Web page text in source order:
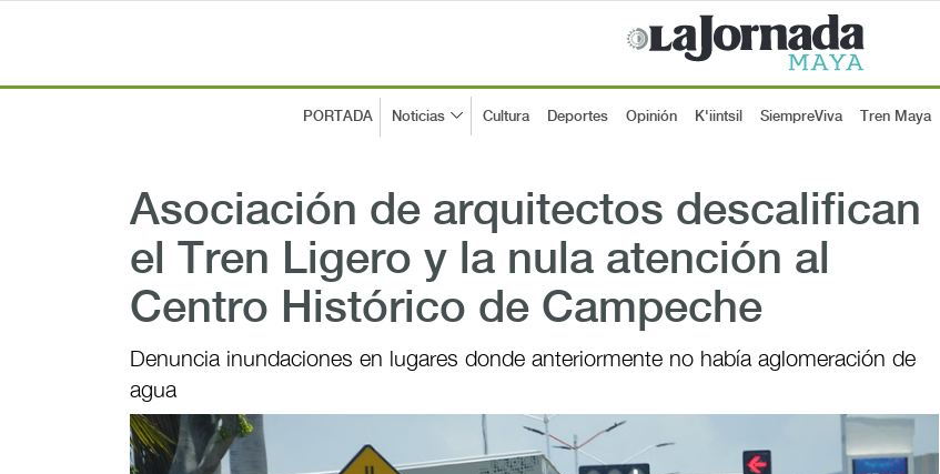
PORTADA Noticias Cultura Deportes Opinión K'iintsil SiempreViva Tren Maya
Asociación de arquitectos descalifican
el Tren Ligero y la nula atención al
Centro Histórico de Campeche
Denuncia inundaciones en lugares donde anteriormente no había aglomeración de
agua